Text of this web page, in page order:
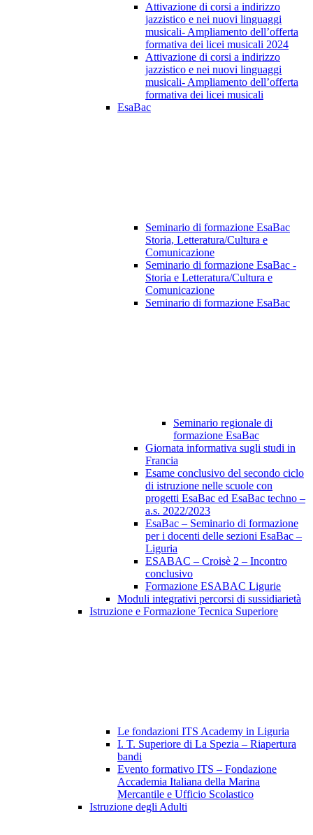
Attivazione di corsi a indirizzo
jazzistico e nei nuovi linguaggi
musicali- Ampliamento dell’offerta
formativa dei licei musicali 2024
Attivazione di corsi a indirizzo
jazzistico e nei nuovi linguaggi
musicali- Ampliamento dell’offerta
formativa dei licei musicali
EsaBac
Seminario di formazione EsaBac
Storia, Letteratura/Cultura e
Comunicazione
Seminario di formazione EsaBac -
Storia e Letteratura/Cultura e
Comunicazione
Seminario di formazione EsaBac
Seminario regionale di
formazione EsaBac
Giornata informativa sugli studi in
Francia
Esame conclusivo del secondo ciclo
di istruzione nelle scuole con
progetti EsaBac ed EsaBac techno –
a.s. 2022/2023
EsaBac – Seminario di formazione
per i docenti delle sezioni EsaBac –
Liguria
ESABAC – Croisè 2 – Incontro
conclusivo
Formazione ESABAC Ligurie
Moduli integrativi percorsi di sussidiarietà
Istruzione e Formazione Tecnica Superiore
Le fondazioni ITS Academy in Liguria
I. T. Superiore di La Spezia – Riapertura
bandi
Evento formativo ITS – Fondazione
Accademia Italiana della Marina
Mercantile e Ufficio Scolastico
Istruzione degli Adulti